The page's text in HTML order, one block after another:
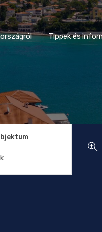
Tippek és
Tippek és